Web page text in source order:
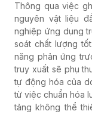
Thông qua việc
nguyên vật liệu
nghiệp ứng dụng
soát chất lượng
năng phản ứng
truy xuất sẽ phụ
tự động hóa của
từ việc chuẩn hóa
tảng không thể